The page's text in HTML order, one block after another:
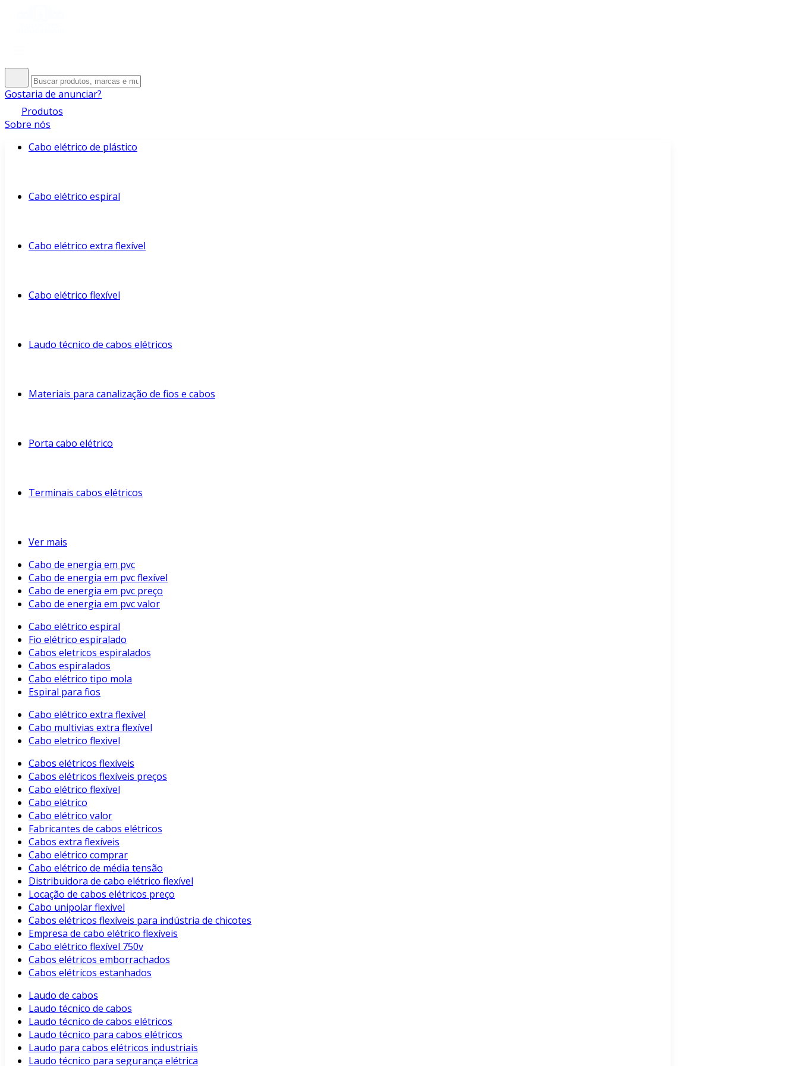
Gostaria de anunciar?
Produtos
Sobre nós
Cabo elétrico de plástico
Cabo elétrico espiral
Cabo elétrico extra flexível
Cabo elétrico flexível
Laudo técnico de cabos elétricos
Materiais para canalização de fios e cabos
Porta cabo elétrico
Terminais cabos elétricos
Ver mais
Cabo de energia em pvc
Cabo de energia em pvc flexível
Cabo de energia em pvc preço
Cabo de energia em pvc valor
Cabo elétrico espiral
Fio elétrico espiralado
Cabos eletricos espiralados
Cabos espiralados
Cabo elétrico tipo mola
Espiral para fios
Cabo elétrico extra flexível
Cabo multivias extra flexível
Cabo eletrico flexivel
Cabos elétricos flexíveis
Cabos elétricos flexíveis preços
Cabo elétrico flexível
Cabo elétrico
Cabo elétrico valor
Fabricantes de cabos elétricos
Cabos extra flexíveis
Cabo elétrico comprar
Cabo elétrico de média tensão
Distribuidora de cabo elétrico flexível
Locação de cabos elétricos preço
Cabo unipolar flexivel
Cabos elétricos flexíveis para indústria de chicotes
Empresa de cabo elétrico flexíveis
Cabo elétrico flexível 750v
Cabos elétricos emborrachados
Cabos elétricos estanhados
Laudo de cabos
Laudo técnico de cabos
Laudo técnico de cabos elétricos
Laudo técnico para cabos elétricos
Laudo para cabos elétricos industriais
Laudo técnico para segurança elétrica